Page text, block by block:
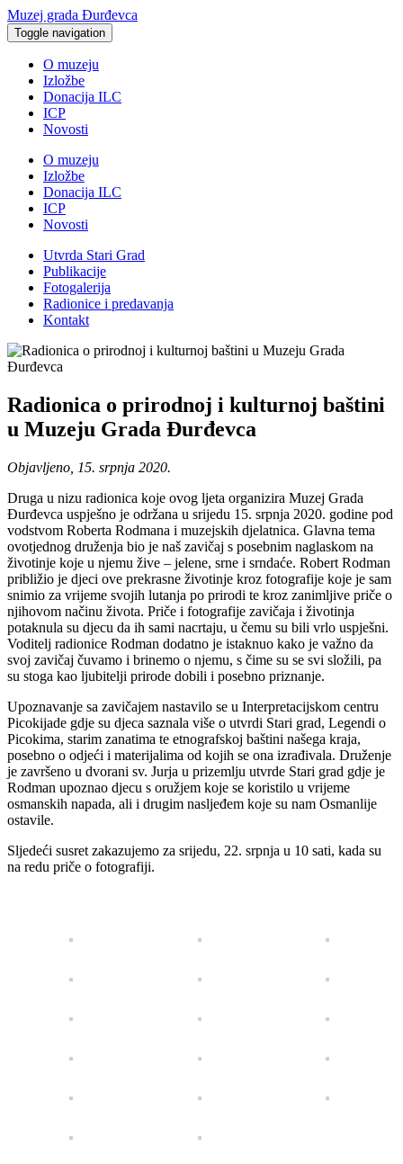
Muzej grada Đurđevca
Toggle navigation
O muzeju
Izložbe
Donacija ILC
ICP
Novosti
O muzeju
Izložbe
Donacija ILC
ICP
Novosti
Utvrda Stari Grad
Publikacije
Fotogalerija
Radionice i predavanja
Kontakt
Radionica o prirodnoj i kulturnoj baštini
u Muzeju Grada Đurđevca
Objavljeno, 15. srpnja 2020.
Druga u nizu radionica koje ovog ljeta organizira Muzej Grada
Đurđevca uspješno je održana u srijedu 15. srpnja 2020. godine pod
vodstvom Roberta Rodmana i muzejskih djelatnica. Glavna tema
ovotjednog druženja bio je naš zavičaj s posebnim naglaskom na
životinje koje u njemu žive – jelene, srne i srndaće. Robert Rodman
približio je djeci ove prekrasne životinje kroz fotografije koje je sam
snimio za vrijeme svojih lutanja po prirodi te kroz zanimljive priče o
njihovom načinu života. Priče i fotografije zavičaja i životinja
potaknula su djecu da ih sami nacrtaju, u čemu su bili vrlo uspješni.
Voditelj radionice Rodman dodatno je istaknuo kako je važno da
svoj zavičaj čuvamo i brinemo o njemu, s čime su se svi složili, pa
su stoga kao ljubitelji prirode dobili i posebno priznanje.
Upoznavanje sa zavičajem nastavilo se u Interpretacijskom centru
Picokijade gdje su djeca saznala više o utvrdi Stari grad, Legendi o
Picokima, starim zanatima te etnografskoj baštini našega kraja,
posebno o odjeći i materijalima od kojih se ona izrađivala. Druženje
je završeno u dvorani sv. Jurja u prizemlju utvrde Stari grad gdje je
Rodman upoznao djecu s oružjem koje se koristilo u vrijeme
osmanskih napada, ali i drugim nasljeđem koje su nam Osmanlije
ostavile.
Sljedeći susret zakazujemo za srijedu, 22. srpnja u 10 sati, kada su
na redu priče o fotografiji.